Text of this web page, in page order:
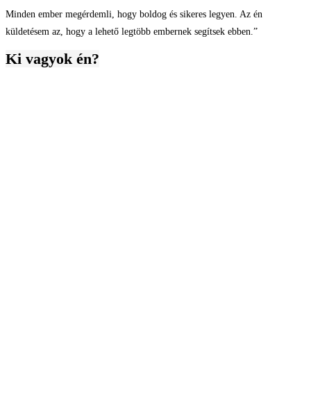
Minden ember megérdemli, hogy boldog és sikeres legyen. Az én
küldetésem az, hogy a lehető legtöbb embernek segítsek ebben.”
Ki vagyok én?